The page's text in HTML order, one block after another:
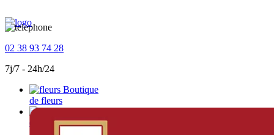
02 38 93 74 28
7j/7 - 24h/24
Boutique
de fleurs
Devis
en ligne